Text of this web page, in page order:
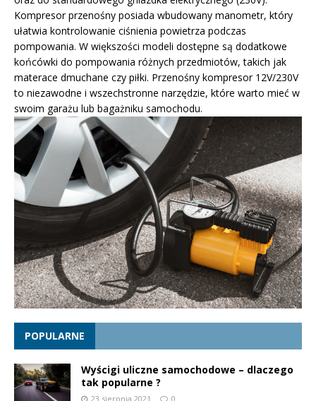
Kompresor przenośny posiada wbudowany manometr, który
ułatwia kontrolowanie ciśnienia powietrza podczas
pompowania. W większości modeli dostępne są dodatkowe
końcówki do pompowania różnych przedmiotów, takich jak
materace dmuchane czy piłki. Przenośny kompresor 12V/230V
to niezawodne i wszechstronne narzędzie, które warto mieć w
swoim garażu lub bagażniku samochodu.
POPULARNE
Wyścigi uliczne samochodowe – dlaczego
tak popularne ?
23 sierpnia 2021 0